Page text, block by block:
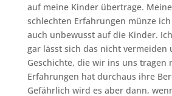
auf meine Kinder übertrage.
schlechten Erfahrungen münze
auch unbewusst auf die Kinder.
gar lässt sich das nicht vermeiden
Geschichte, die wir ins uns tragen
Erfahrungen hat durchaus ihre
Gefährlich wird es aber dann,